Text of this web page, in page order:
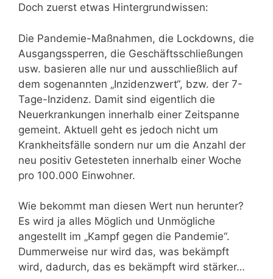
Doch zuerst etwas Hintergrundwissen:
Die Pandemie-Maßnahmen, die Lockdowns, die
Ausgangssperren, die Geschäftsschließungen
usw. basieren alle nur und ausschließlich auf
dem sogenannten „Inzidenzwert“, bzw. der 7-
Tage-Inzidenz. Damit sind eigentlich die
Neuerkrankungen innerhalb einer Zeitspanne
gemeint. Aktuell geht es jedoch nicht um
Krankheitsfälle sondern nur um die Anzahl der
neu positiv Getesteten innerhalb einer Woche
pro 100.000 Einwohner.
Wie bekommt man diesen Wert nun herunter?
Es wird ja alles Möglich und Unmögliche
angestellt im „Kampf gegen die Pandemie“.
Dummerweise nur wird das, was bekämpft
wird, dadurch, das es bekämpft wird stärker…